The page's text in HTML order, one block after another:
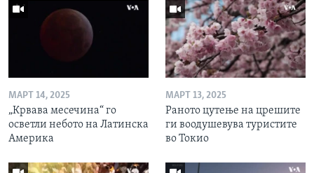
МАРТ 14, 2025
„Крвава месечина“ го
осветли небото на Латинска
Америка
МАРТ 13, 2025
Раното цутење на црешите
ги воодушевува туристите
во Токио